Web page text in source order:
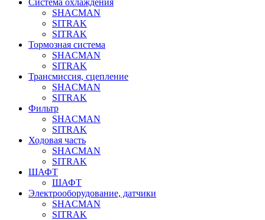
Система охлаждения
SHACMAN
SITRAK
SITRAK
Тормозная система
SHACMAN
SITRAK
Трансмиссия, сцепление
SHACMAN
SITRAK
Фильтр
SHACMAN
SITRAK
Ходовая часть
SHACMAN
SITRAK
ШАФТ
ШАФТ
Электрооборудование, датчики
SHACMAN
SITRAK